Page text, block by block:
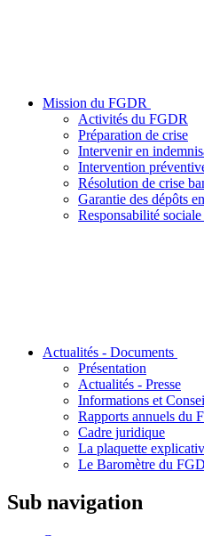
Mission du FGDR
Activités du FGDR
Préparation de crise
Intervenir en
Intervention
Résolution de crise
Garantie des dépôts
Responsabilité
Actualités - Documents
Présentation
Actualités - Presse
Informations et
Rapports annuels du
Cadre juridique
La plaquette
Le Baromètre du
Sub navigation